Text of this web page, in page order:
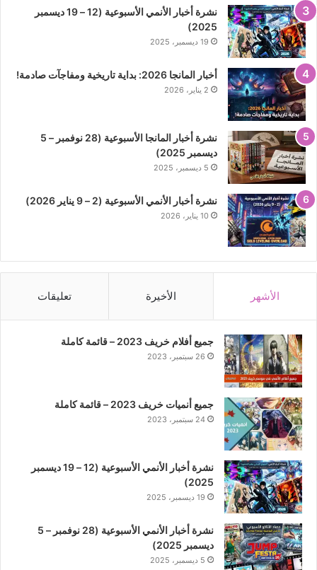
نشرة أخبار الأنمي الأسبوعية (12 – 19 ديسمبر
2025)
19 ديسمبر، 2025
أخبار المانجا 2026: بداية تاريخية ومفاجآت صادمة!
2 يناير، 2026
نشرة أخبار المانجا الأسبوعية (28 نوفمبر – 5
ديسمبر 2025)
5 ديسمبر، 2025
نشرة أخبار الأنمي الأسبوعية (2 – 9 يناير 2026)
10 يناير، 2026
الأشهر الأخيرة تعليقات
جميع أفلام خريف 2023 – قائمة كاملة
26 سبتمبر، 2023
جميع أنميات خريف 2023 – قائمة كاملة
24 سبتمبر، 2023
نشرة أخبار الأنمي الأسبوعية (12 – 19 ديسمبر
2025)
19 ديسمبر، 2025
نشرة أخبار الأنمي الأسبوعية (28 نوفمبر – 5
ديسمبر 2025)
5 ديسمبر، 2025